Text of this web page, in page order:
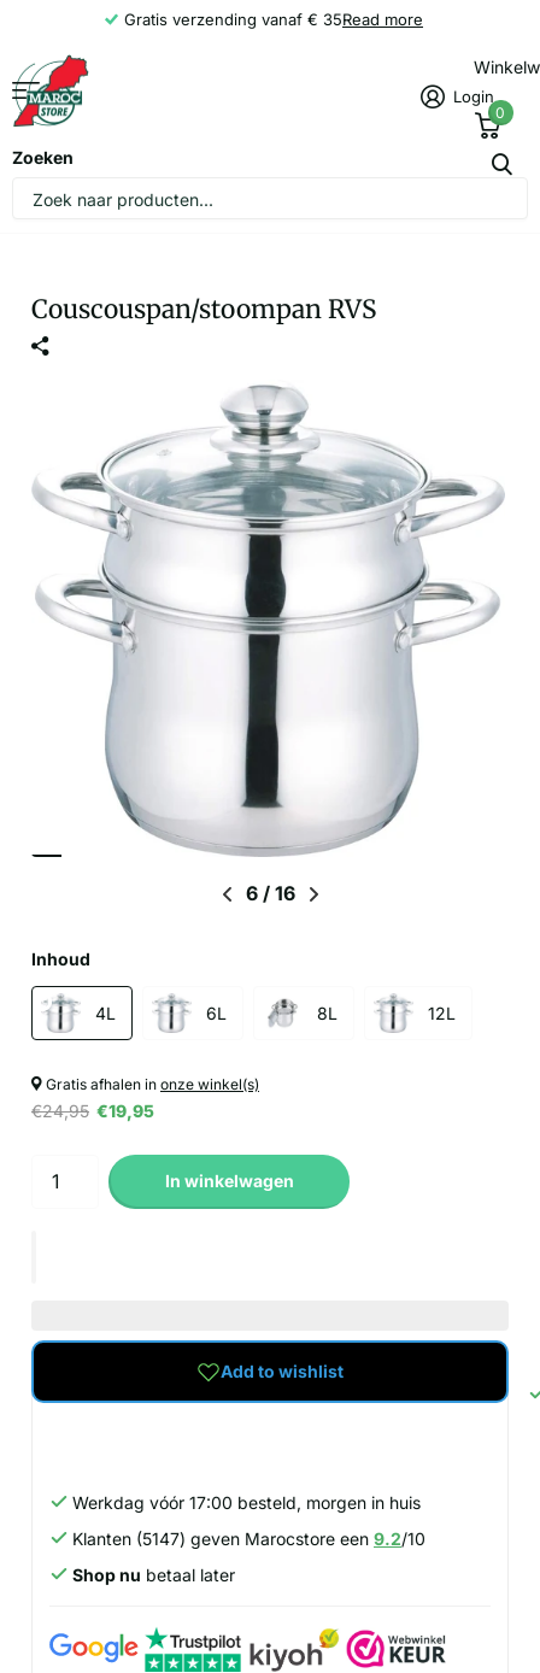
Gratis verzending vanaf € 35Read more
Zoeken
Login
0
Couscouspan/stoompan RVS
6 / 16
Inhoud
4L 6L 8L 12L
Gratis afhalen in onze winkel(s)
€24,95 €19,95
In winkelwagen
Add to wishlist
Werkdag vóór 17:00 besteld, morgen in huis
Klanten (5147) geven Marocstore een 9.2/10
Shop nu betaal later